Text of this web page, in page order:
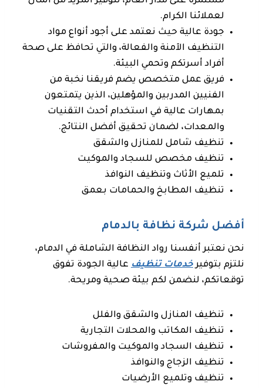
لعملائنا الكرام.
جودة عالية حيث نعتمد على أجود أنواع مواد
التنظيف الآمنة والفعالة، والتي تحافظ على صحة
أفراد أسرتكم وتحمي البيئة.
فريق عمل متخصص يضم فريقنا نخبة من
الفنيين المدربين والمؤهلين، الذين يتمتعون
بمهارات عالية في استخدام أحدث التقنيات
والمعدات، لضمان تحقيق أفضل النتائج.
تنظيف شامل للمنازل والشقق
تنظيف مخصص للسجاد والموكيت
تلميع الأثاث وتنظيف النوافذ
تنظيف المطابخ والحمامات بعمق
أفضل شركة نظافة بالدمام
نحن نعتبر أنفسنا رواد النظافة الشاملة في الدمام،
نلتزم بتوفيرخدمات تنظيف عالية الجودة تفوق
توقعاتكم، لنضمن لكم بيئة صحية ومريحة.
تنظيف المنازل والشقق والفلل
تنظيف المكاتب والمحلات التجارية
تنظيف السجاد والموكيت والمفروشات
تنظيف الزجاج والنوافذ
تنظيف وتلميع الأرضيات